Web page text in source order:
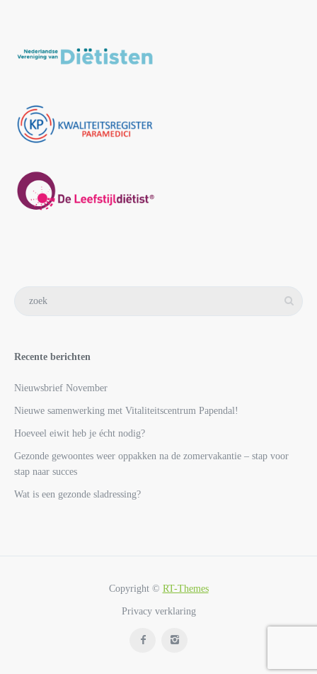
Recente berichten
Nieuwsbrief November
Nieuwe samenwerking met Vitaliteitscentrum Papendal!
Hoeveel eiwit heb je écht nodig?
Gezonde gewoontes weer oppakken na de zomervakantie – stap voor
stap naar succes
Wat is een gezonde sladressing?
Copyright © RT-Themes
Privacy verklaring